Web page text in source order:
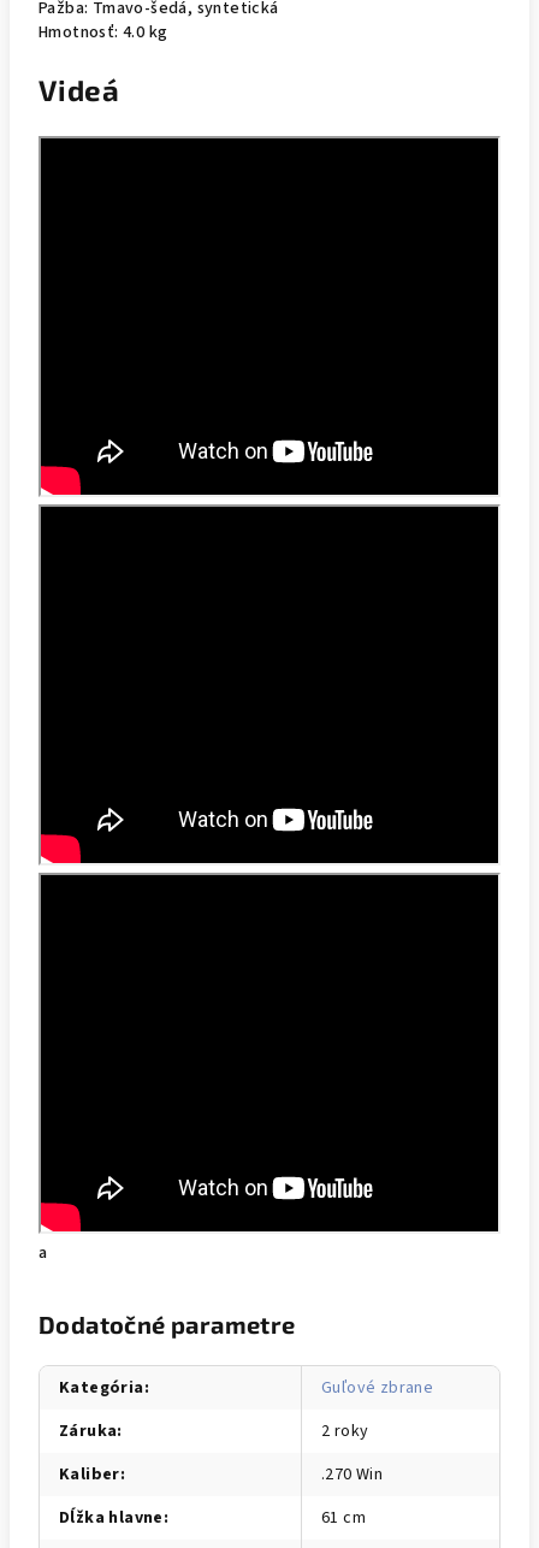
Pažba: Tmavo-šedá, syntetická
Hmotnosť: 4.0 kg
Videá
a
Dodatočné parametre
Kategória:
Guľové zbrane
Záruka:
2 roky
Kaliber:
.270 Win
Dĺžka hlavne:
61 cm